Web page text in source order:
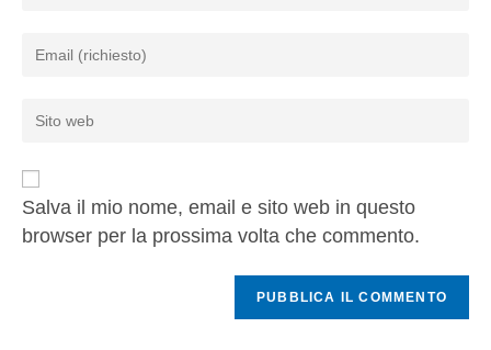
Salva il mio nome, email e sito web in questo
browser per la prossima volta che commento.